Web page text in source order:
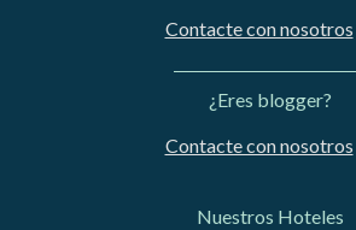
Contacte con nosotros
¿Eres blogger?
Contacte con nosotros
Nuestros Hoteles